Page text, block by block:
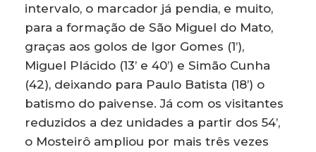
intervalo, o marcador já pendia, e muito,
para a formação de São Miguel do Mato,
graças aos golos de Igor Gomes (1’),
Miguel Plácido (13’ e 40’) e Simão Cunha
(42), deixando para Paulo Batista (18’) o
batismo do paivense. Já com os visitantes
reduzidos a dez unidades a partir dos 54’,
o Mosteirô ampliou por mais três vezes